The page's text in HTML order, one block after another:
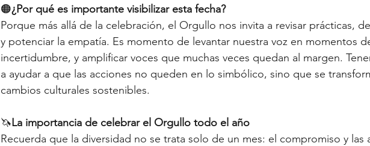
🟠¿Por qué es importante visibilizar esta fecha?
Porque más allá de la celebración, el Orgullo nos invita a revisar prácticas,
y potenciar la empatía. Es momento de levantar nuestra voz en momentos
incertidumbre, y amplificar voces que muchas veces quedan al margen.
a ayudar a que las acciones no queden en lo simbólico, sino que se
cambios culturales sostenibles.
🦄La importancia de celebrar el Orgullo todo el año
Recuerda que la diversidad no se trata solo de un mes: el compromiso y las